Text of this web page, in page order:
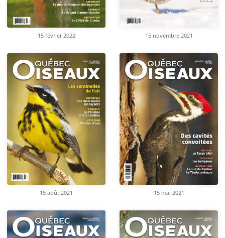
15 février 2022 15 novembre 2021
15 août 2021 15 mai 2021